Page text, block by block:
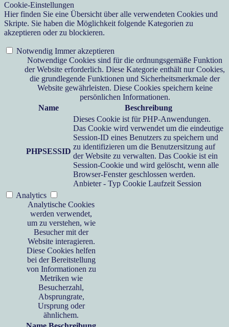
Cookie-Einstellungen
Hier finden Sie eine Übersicht über alle verwendeten Cookies und
Skripte. Sie haben die Möglichkeit folgende Kategorien zu
akzeptieren oder zu blockieren.
Notwendig Immer akzeptieren
Notwendige Cookies sind für die ordnungsgemäße Funktion
der Website erforderlich. Diese Kategorie enthält nur Cookies,
die grundlegende Funktionen und Sicherheitsmerkmale der
Website gewährleisten. Diese Cookies speichern keine
persönlichen Informationen.
Name
Beschreibung
PHPSESSID
Dieses Cookie ist für PHP-Anwendungen.
Das Cookie wird verwendet um die eindeutige
Session-ID eines Benutzers zu speichern und
zu identifizieren um die Benutzersitzung auf
der Website zu verwalten. Das Cookie ist ein
Session-Cookie und wird gelöscht, wenn alle
Browser-Fenster geschlossen werden.
Anbieter - Typ Cookie Laufzeit Session
Analytics
Analytische Cookies
werden verwendet,
um zu verstehen, wie
Besucher mit der
Website interagieren.
Diese Cookies helfen
bei der Bereitstellung
von Informationen zu
Metriken wie
Besucherzahl,
Absprungrate,
Ursprung oder
ähnlichem.